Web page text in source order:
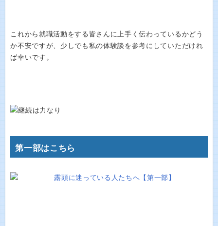
これから就職活動をする皆さんに上手く伝わっているかどう
か不安ですが、少しでも私の体験談を参考にしていただけれ
ば幸いです。
第一部はこちら
露頭に迷っている人たちへ【第一部】